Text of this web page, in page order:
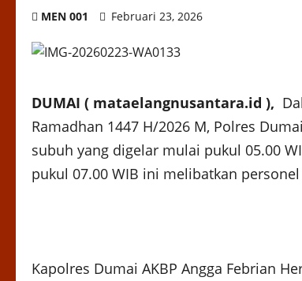
MEN 001 Februari 23, 2026
DUMAI ( mataelangnusantara.id ),
Ramadhan 1447 H/2026 M, Polres
subuh yang digelar mulai pukul 05.00
pukul 07.00 WIB ini melibatkan
Kapolres Dumai AKBP Angga Febrian